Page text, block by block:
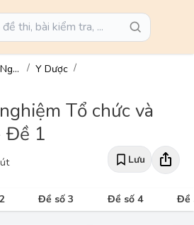
Đại cương & Ngành Y Dược
Tổ chức và
Đề 1
Lưu
Đề số 3 Đề số 4 Đề